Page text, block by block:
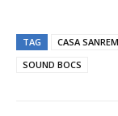
TAG CASA
SOUND BOCS